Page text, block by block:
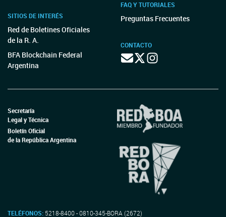
SITIOS DE INTERÉS
Red de Boletines Oficiales
de la R. A.
BFA Blockchain Federal
Argentina
FAQ Y TUTORIALES
Preguntas Frecuentes
CONTACTO
Secretaría
Legal y Técnica
Boletín Oficial
de la República Argentina
TELÉFONOS: 5218-8400 - 0810-345-BORA (2672)